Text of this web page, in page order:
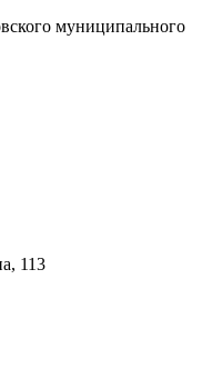
муниципального
113